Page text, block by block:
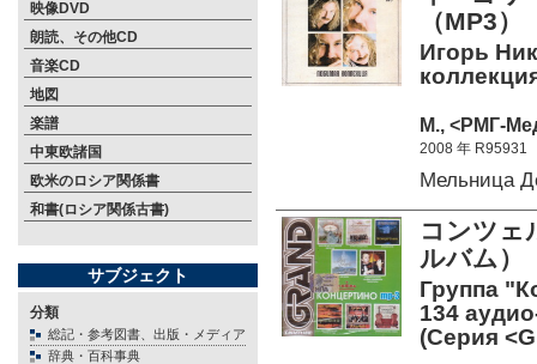
映像DVD
朗読、その他CD
音楽CD
地図
楽譜
中東欧諸国
欧米のロシア関係書
和書(ロシア関係古書)
サブジェクト
分類
総記・参考図書、出版・メディア
辞典・百科事典
（MP3
Игорь
М., <РМГ-
2008 年 R95931
Мельница
コンツ
ルバム）
Группа
134
(Серия